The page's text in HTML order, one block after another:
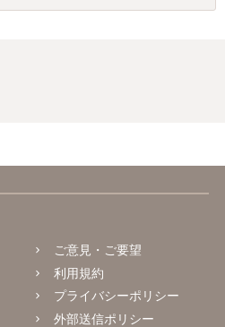
ご意見・ご要望
利用規約
プライバシーポリシー
外部送信ポリシー